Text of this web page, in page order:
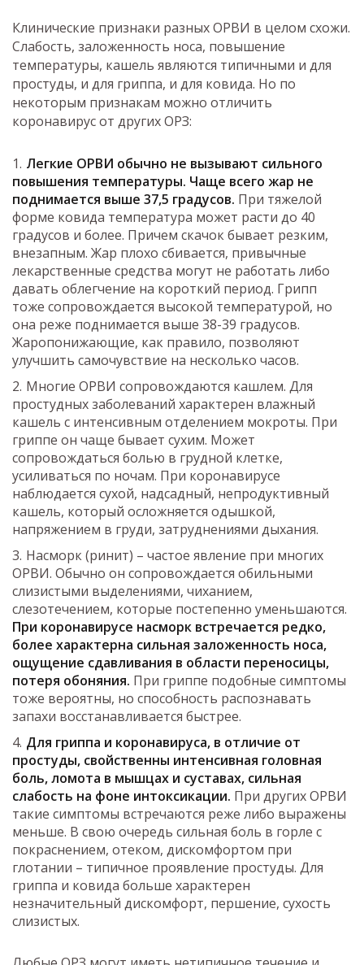
Клинические признаки разных ОРВИ в целом схожи.
Слабость, заложенность носа, повышение
температуры, кашель являются типичными и для
простуды, и для гриппа, и для ковида. Но по
некоторым признакам можно отличить
коронавирус от других ОРЗ:
Легкие ОРВИ обычно не вызывают сильного
повышения температуры. Чаще всего жар не
поднимается выше 37,5 градусов. При тяжелой
форме ковида температура может расти до 40
градусов и более. Причем скачок бывает резким,
внезапным. Жар плохо сбивается, привычные
лекарственные средства могут не работать либо
давать облегчение на короткий период. Грипп
тоже сопровождается высокой температурой, но
она реже поднимается выше 38-39 градусов.
Жаропонижающие, как правило, позволяют
улучшить самочувствие на несколько часов.
Многие ОРВИ сопровождаются кашлем. Для
простудных заболеваний характерен влажный
кашель с интенсивным отделением мокроты. При
гриппе он чаще бывает сухим. Может
сопровождаться болью в грудной клетке,
усиливаться по ночам. При коронавирусе
наблюдается сухой, надсадный, непродуктивный
кашель, который осложняется одышкой,
напряжением в груди, затруднениями дыхания.
Насморк (ринит) – частое явление при многих
ОРВИ. Обычно он сопровождается обильными
слизистыми выделениями, чиханием,
слезотечением, которые постепенно уменьшаются.
При коронавирусе насморк встречается редко,
более характерна сильная заложенность носа,
ощущение сдавливания в области переносицы,
потеря обоняния. При гриппе подобные симптомы
тоже вероятны, но способность распознавать
запахи восстанавливается быстрее.
Для гриппа и коронавируса, в отличие от
простуды, свойственны интенсивная головная
боль, ломота в мышцах и суставах, сильная
слабость на фоне интоксикации. При других ОРВИ
такие симптомы встречаются реже либо выражены
меньше. В свою очередь сильная боль в горле с
покраснением, отеком, дискомфортом при
глотании – типичное проявление простуды. Для
гриппа и ковида больше характерен
незначительный дискомфорт, першение, сухость
слизистых.